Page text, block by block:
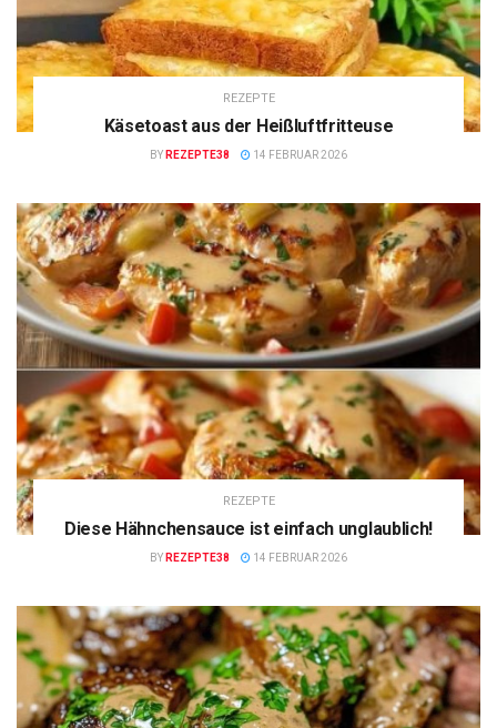
REZEPTE
Käsetoast aus der Heißluftfritteuse
BY REZEPTE38 14 FEBRUAR 2026
REZEPTE
Diese Hähnchensauce ist einfach unglaublich!
BY REZEPTE38 14 FEBRUAR 2026